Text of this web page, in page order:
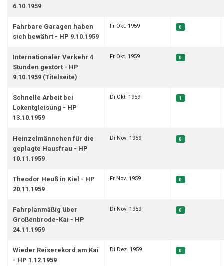
6.10.1959
Fahrbare Garagen haben
sich bewährt - HP 9.10.1959
Fr Okt. 1959 0
Internationaler Verkehr 4
Stunden gestört - HP
9.10.1959 (Titelseite)
Fr Okt. 1959 0
Schnelle Arbeit bei
Lokentgleisung - HP
13.10.1959
Di Okt. 1959 1
Heinzelmännchen für die
geplagte Hausfrau - HP
10.11.1959
Di Nov. 1959 0
Theodor Heuß in Kiel - HP
20.11.1959
Fr Nov. 1959 0
Fahrplanmäßig über
Großenbrode-Kai - HP
24.11.1959
Di Nov. 1959 0
Wieder Reiserekord am Kai
- HP 1.12.1959
Di Dez. 1959 0